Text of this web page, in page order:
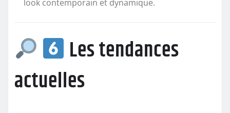
look contemporain et dynamique.
Les tendances
actuelles